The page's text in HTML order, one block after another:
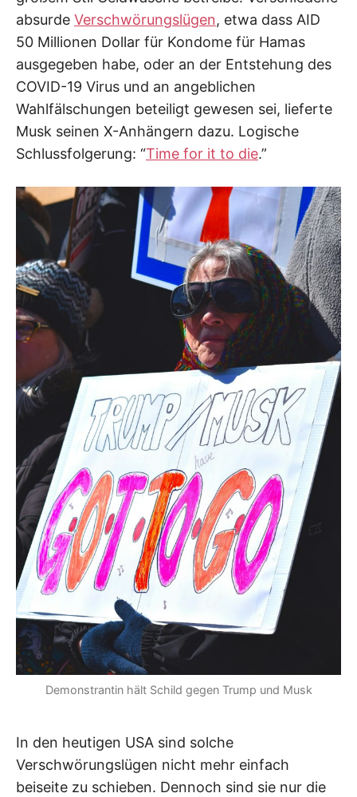
absurde Verschwörungslügen, etwa dass AID
50 Millionen Dollar für Kondome für Hamas
ausgegeben habe, oder an der Entstehung des
COVID-19 Virus und an angeblichen
Wahlfälschungen beteiligt gewesen sei, lieferte
Musk seinen X-Anhängern dazu. Logische
Schlussfolgerung: “Time for it to die.”
Demonstrantin hält Schild gegen Trump und Musk
In den heutigen USA sind solche
Verschwörungslügen nicht mehr einfach
beiseite zu schieben. Dennoch sind sie nur die